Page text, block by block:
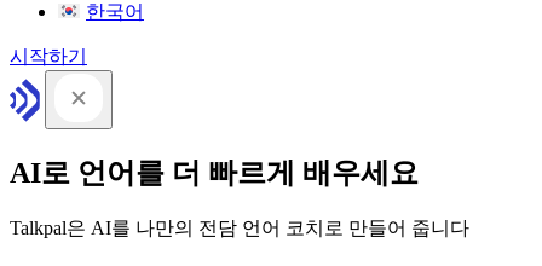
한국어
시작하기
AI로 언어를 더 빠르게 배우세요
Talkpal은 AI를 나만의 전담 언어 코치로 만들어 줍니다